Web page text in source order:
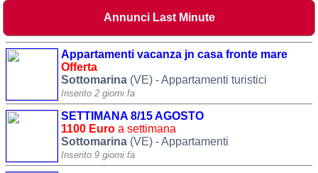
Annunci Last Minute
Appartamenti vacanza jn casa fronte mare
Offerta
Sottomarina (VE) - Appartamenti turistici
Inserito 2 giorni fa
SETTIMANA 8/15 AGOSTO
1100 Euro a settimana
Sottomarina (VE) - Appartamenti
Inserito 9 giorni fa